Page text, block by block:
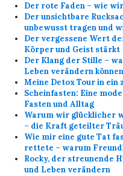
Der rote Faden – wie
Der unsichtbare
unbewusst tragen und
Der vergessene Wert
Körper und Geist stärkt
Der Klang der Stille –
Leben verändern können
Meine Detox Tour in ein
Scheinfasten: Eine
Fasten und Alltag
Warum wir glücklicher
– die Kraft geteilter
Wie mir eine gute Tat
rettete – warum
Rocky, der streunende
und Leben verändern